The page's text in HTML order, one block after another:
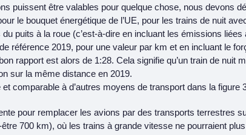
puissent être valables pour quelque chose, nous devons
le bouquet énergétique de l’UE, pour les trains de nuit
puits à la roue (c’est-à-dire en incluant les émissions liées
référence 2019, pour une valeur par km et en incluant le
rapport est alors de 1:28. Cela signifie qu’un train de nuit
sur la même distance en 2019.
comparable à d’autres moyens de transport dans la figure
pour remplacer les avions par des transports terrestres
700 km), où les trains à grande vitesse ne pourraient